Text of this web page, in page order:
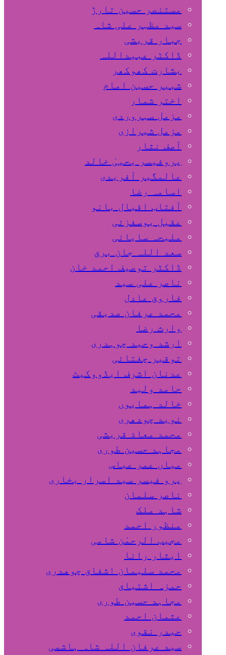
مستنصر حسین تارڑ
سید مظہر علی شاہ
جبار قریشی
ڈاکٹر عبیداللہ
بشارت کھوکھر
شبیر حسین امام
اختر شمار
مزمل سہروردی
مزمل شیرازی
آصف نثار
پروفیسر یحییٰ خالد
عالمگیر آفریدی
اسامہ رضا
آفتاب اقبال بانو
عقیل یوسفزئی
ملیحہ سایانی
سعد اللہ جان برق
ڈاکٹر توصیف احمد خان
ناصر علی سید
فاروق عادل
محمد عرفان صدیقی
وارث رضا
ارشد وحید چوہدری
توقیر چغتائی
عدنان اشرف ایڈووکیٹ
حامد ولید
خالد ہمایوں
نوید چودھری
محمد معاذ قریشی
مجاہد حسین طوری
میاں عمر عباس
پرو فیسر سید اسرار بخاری
ناصر سلمان
شاہد ملک
منظور احمد
مجیب الرحمٰن شامی
ایثار رانا
محمد سلیمان اشفاق چوهدری
حمزہ اشتیاق
مجاہد حسین طوری
عثمان احمد
حیدر نقوی
سید عرفان اللہ شاہ ہاشمی